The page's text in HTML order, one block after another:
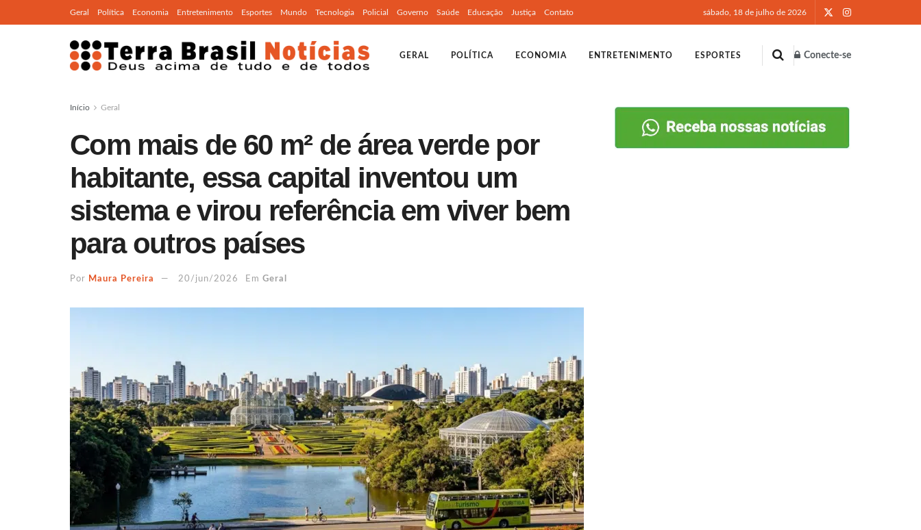
Geral Política Economia Entretenimento Esportes Mundo Tecnologia Policial Governo Saúde Educação Justiça Contato sábado, 18 de julho de 2026
GERAL POLÍTICA ECONOMIA ENTRETENIMENTO ESPORTES Conecte-se
Início Geral
Com mais de 60 m² de área verde por
habitante, essa capital inventou um
sistema e virou referência em viver bem
para outros países
Por Maura Pereira 20/jun/2026 Em Geral